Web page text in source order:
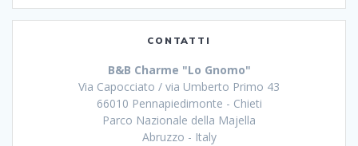
CONTATTI
B&B Charme "Lo Gnomo"
Via Capocciato / via Umberto Primo 43
66010 Pennapiedimonte - Chieti
Parco Nazionale della Majella
Abruzzo - Italy